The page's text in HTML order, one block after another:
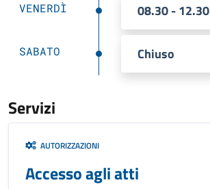
VENERDÌ 08.30 - 12.30
SABATO Chiuso
Servizi
AUTORIZZAZIONI
Accesso agli atti